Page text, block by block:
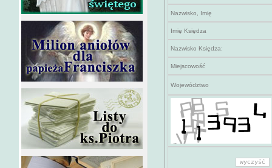
Nazwisko, Imię
Imię Księdza
Nazwisko Księdza:
Miejscowość
Województwo